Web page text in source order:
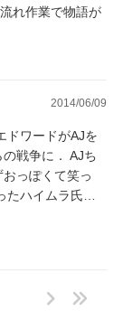
れ作業で物語が
2014/06/09
ドワードがAJを
戦争に． AJち
っぽくて笑っ
ハイムラ氏．